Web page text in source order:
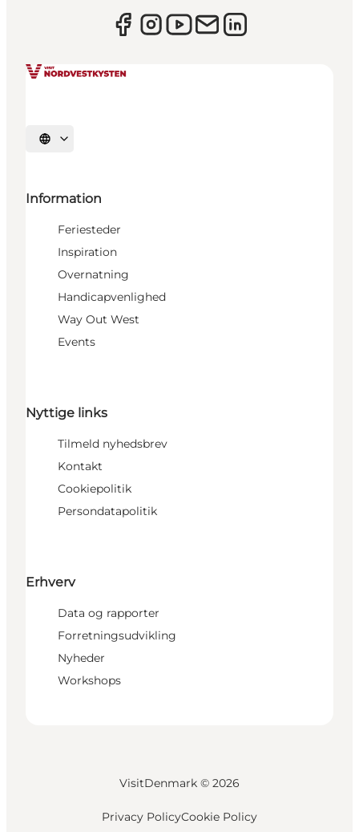
Vælg sprog
Information
Feriesteder
Inspiration
Overnatning
Handicapvenlighed
Way Out West
Events
Nyttige links
Tilmeld nyhedsbrev
Kontakt
Cookiepolitik
Persondatapolitik
Erhverv
Data og rapporter
Forretningsudvikling
Nyheder
Workshops
VisitDenmark © 2026
Privacy PolicyCookie Policy